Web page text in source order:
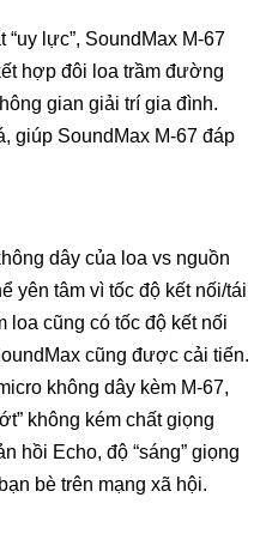
lực”, SoundMax M-67
hợp đôi loa trầm đường
gian giải trí gia đình.
giúp SoundMax M-67 đáp
dây của loa vs nguồn
yên tâm vì tốc độ kết nối/tái
loa cũng có tốc độ kết nối
cũng được cải tiến.
không dây kèm M-67,
không kém chất giọng
hồi Echo, độ “sáng” giọng
bè trên mạng xã hội.